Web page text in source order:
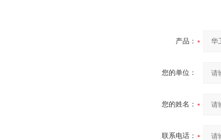
产品：
您的单位：
您的姓名：
联系电话：